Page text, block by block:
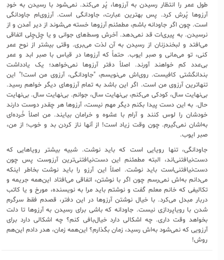
طول عمر را انتظار رسیدن به آرزوها، پُر می‌کند. نمی‌شود با رسیدن به خودِ
آرزوها پُرش کرد. پس بهترین عبارت، جاودانگی است. آرزوی‌ام جاودانگی
است. چون اگر جاودانه باشم، مطمئنم آرزوها خسته می‌شوند از دیر آمدن و از
نرسیدن. به پیری‌ات قد نمی‌دهد. آخرش وسط‌های جوانی و یا چِل‌چِلی اتفاقی
می‌افتد و لبخندزنان از رسیدن به آن لذت می‌بری. وقتی بیشتر از نوح عمر
کنی، تو می‌مانی و صبر ایوب. حتماً که آرزوها در قیاس با صبر ابد و عمر
بی‌عدد کم خواهند آورند. اصلاً دفتر آرزوها نمی‌خواهد؛ یک یادداشت
بندانگشتی کافیست. روی‌اش می‌نویسم، "جاودانگی، آرزوی من است!" این
تنهاترین آرزوی من است. اگر این باشد به تمام آرزوهای دیگر خواهم رسید.
بی‌نهایت سال، کودکی می‌کنم، بی‌نهایت سال، جوانم. بی‌نهایت سال. بی‌نهایت
حال. به این دست پیدا بکنم دیگر مهم نیست، آرزوها هر چقدر دوست دارند
خودشان را لوس کنند و آرام با عشوه و خرامان بیایند. من اصلاً خُرده‌ای
به‌اشان نمی‌گیرم. چون وقت زیاد است! از آنها ناز کردن بد و خوب؛ از من،
صبر ایوب.
جاودانگی، تنها رویایی است که باید نوشت. شبیه بیشتر رویاهایی که
دست‌‌نیافتنی‌اند، البته مطمئنم این دست‌نیافتنی‌ترین آرزوست پس چون
دست‌نیافتنی‌است باید نوشت. اصلاً این آرزو را باید نوشت بخاطر اینکه
می‌دانم به‌اش نمی‌رسم چون اگر با نوشتن، اتفاقی می‌افتاد این‌همه جریمه‌ و
تکالیفی که خانم معلم گفت و نوشتم باید مرا به نویسنده، مورخ و یا کاتب
دربار مبدل می‌کرد. با خیال نوشتن آرزوها در این دفتر، قصدم فقط سرگرم
شدن با رویاپردازی نیست. جاودانه که باشی برای رسیدن به آرزوها تا دلت
بخواهد وقت داری. چه اشکالی دارد خیال‌بافی کنم؟ چه اشکالی دارد برای
آرزویی که نمی‌شود به‌اش رسید، زمان بگذارم؟ این‌همه زمان، هدر دادم این‌هم
روش!